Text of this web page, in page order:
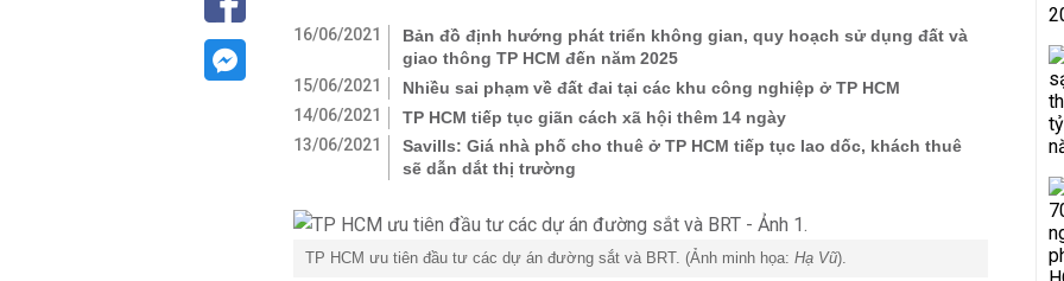
16/06/2021
Bản đồ định hướng phát triển không gian, quy hoạch sử dụng đất và
giao thông TP HCM đến năm 2025
15/06/2021
Nhiều sai phạm về đất đai tại các khu công nghiệp ở TP HCM
14/06/2021
TP HCM tiếp tục giãn cách xã hội thêm 14 ngày
13/06/2021
Savills: Giá nhà phố cho thuê ở TP HCM tiếp tục lao dốc, khách thuê
sẽ dẫn dắt thị trường
TP HCM ưu tiên đầu tư các dự án đường sắt và BRT. (Ảnh minh họa: Hạ Vũ).